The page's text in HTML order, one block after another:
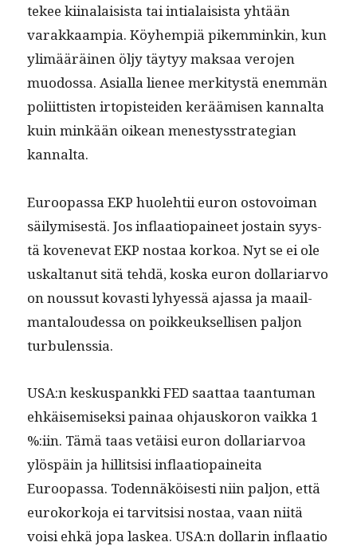
tekee kiinalai­sista tai intialai­sista yhtään
varakkaampia. Köy­hempiä pikem­minkin, kun
ylimääräi­nen öljy täy­tyy mak­saa vero­jen
muo­dos­sa. Asial­la lie­nee merk­i­tys­tä enem­män
poli­it­tis­ten irtopis­tei­den keräämisen kannal­ta
kuin minkään oikean men­estysstrate­gian
kannalta.
Euroopas­sa EKP huole­htii euron ostovoiman
säi­lymis­es­tä. Jos inflaa­tiopaineet jostain syys­
tä kovenevat EKP nos­taa korkoa. Nyt se ei ole
uskaltanut sitä tehdä, kos­ka euron dol­lar­i­ar­vo
on nous­sut kovasti lyhyessä ajas­sa ja maail­
man­taloudessa on poikkeuk­sel­lisen paljon
turbulenssia.
USA:n keskus­pank­ki FED saat­taa taan­tu­man
ehkäisemisek­si painaa ohjausko­ron vaik­ka 1
%:iin. Tämä taas vetäisi euron dol­lar­i­ar­voa
ylöspäin ja hillit­sisi inflaa­tiopainei­ta
Euroopas­sa. Toden­näköis­es­ti niin paljon, että
euroko­rko­ja ei tarvit­sisi nos­taa, vaan niitä
voisi ehkä jopa laskea. USA:n dol­lar­in inflaa­tio